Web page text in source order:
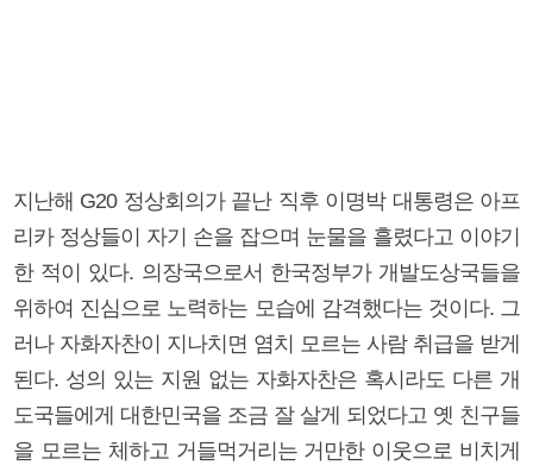
지난해 G20 정상회의가 끝난 직후 이명박 대통령은 아프
리카 정상들이 자기 손을 잡으며 눈물을 흘렸다고 이야기
한 적이 있다. 의장국으로서 한국정부가 개발도상국들을
위하여 진심으로 노력하는 모습에 감격했다는 것이다. 그
러나 자화자찬이 지나치면 염치 모르는 사람 취급을 받게
된다. 성의 있는 지원 없는 자화자찬은 혹시라도 다른 개
도국들에게 대한민국을 조금 잘 살게 되었다고 옛 친구들
을 모르는 체하고 거들먹거리는 거만한 이웃으로 비치게